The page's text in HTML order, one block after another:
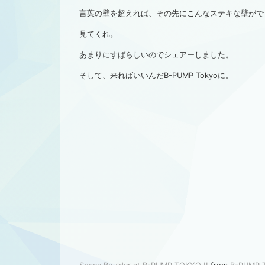
言葉の壁を超えれば、その先にこんなステキな壁が
見てくれ。
あまりにすばらしいのでシェアーしました。
そして、来ればいいんだB-PUMP Tokyoに。